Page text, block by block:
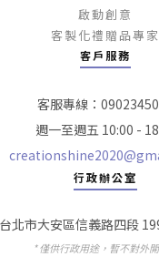
啟動創意
客製化禮贈品專家
客戶服務
客服專線：
週一至週五 10:00 -
行政辦公室
北市大安區信義路四段
* 僅供行政用途，暫不對外